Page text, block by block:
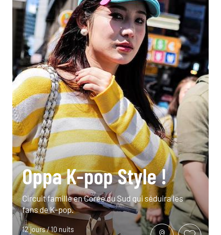
Oppa K-pop Style !
Circuit famille en Corée du Sud qui séduira les
fans de K-pop.
12 jours / 10 nuits